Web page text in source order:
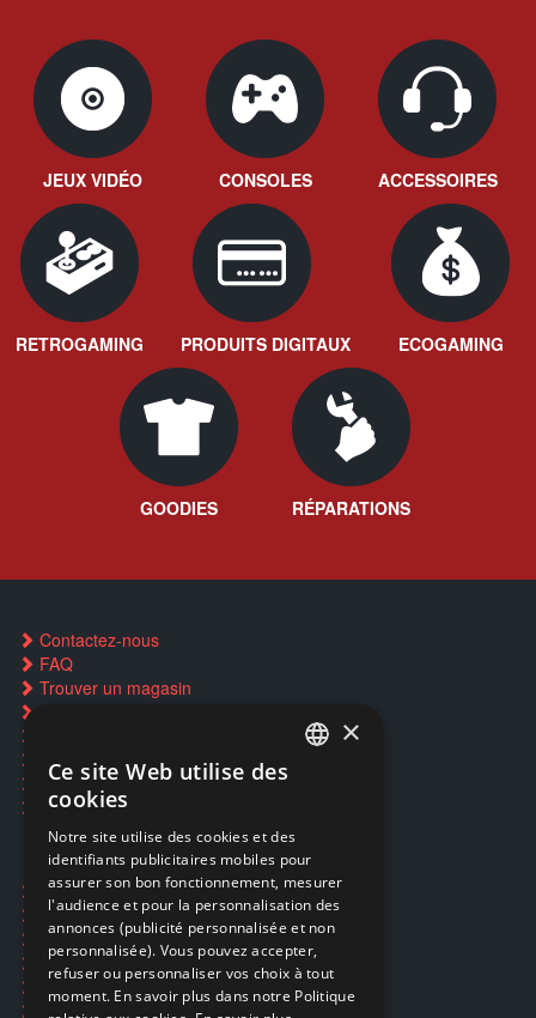
JEUX VIDÉO CONSOLES ACCESSOIRES
RETROGAMING PRODUITS DIGITAUX ECOGAMING
GOODIES RÉPARATIONS
Contactez-nous
FAQ
Trouver un magasin
Restauration CD griffés
Réparations & SAV
Smartpoints
Ecogaming
Expédition & retours
Confidentialité
Conditions générales
EA Sport UFC 6
Call of Duty: Modern Warfare 4
ENGLISH
×
Ce site Web utilise des
cookies
Notre site utilise des cookies et des
identifiants publicitaires mobiles pour
assurer son bon fonctionnement, mesurer
l'audience et pour la personnalisation des
annonces (publicité personnalisée et non
personnalisée). Vous pouvez accepter,
refuser ou personnaliser vos choix à tout
moment. En savoir plus dans notre Politique